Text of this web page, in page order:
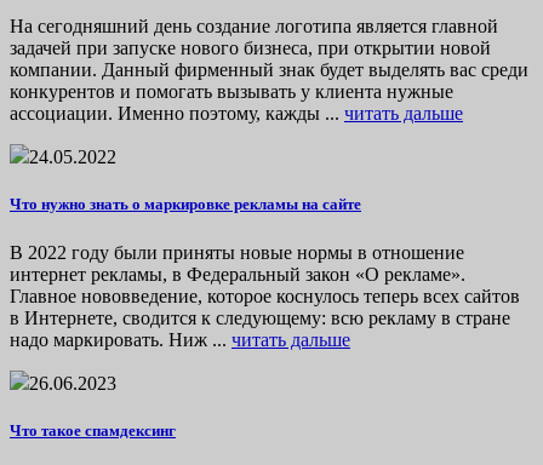
На сегодняшний день создание логотипа является главной
задачей при запуске нового бизнеса, при открытии новой
компании. Данный фирменный знак будет выделять вас среди
конкурентов и помогать вызывать у клиента нужные
ассоциации. Именно поэтому, кажды ... читать дальше
24.05.2022
Что нужно знать о маркировке рекламы на сайте
В 2022 году были приняты новые нормы в отношение
интернет рекламы, в Федеральный закон «О рекламе».
Главное нововведение, которое коснулось теперь всех сайтов
в Интернете, сводится к следующему: всю рекламу в стране
надо маркировать. Ниж ... читать дальше
26.06.2023
Что такое спамдексинг